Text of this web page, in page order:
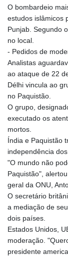
O bombardeio
estudos islâmicos
Punjab. Segundo
no local.
- Pedidos de
Analistas
ao ataque de 22
Délhi vincula ao
no Paquistão.
O grupo,
executado os
mortos.
Índia e Paquistão
independência
"O mundo não
Paquistão",
geral da ONU,
O secretário
a mediação de
dois países.
Estados Unidos,
moderação.
presidente